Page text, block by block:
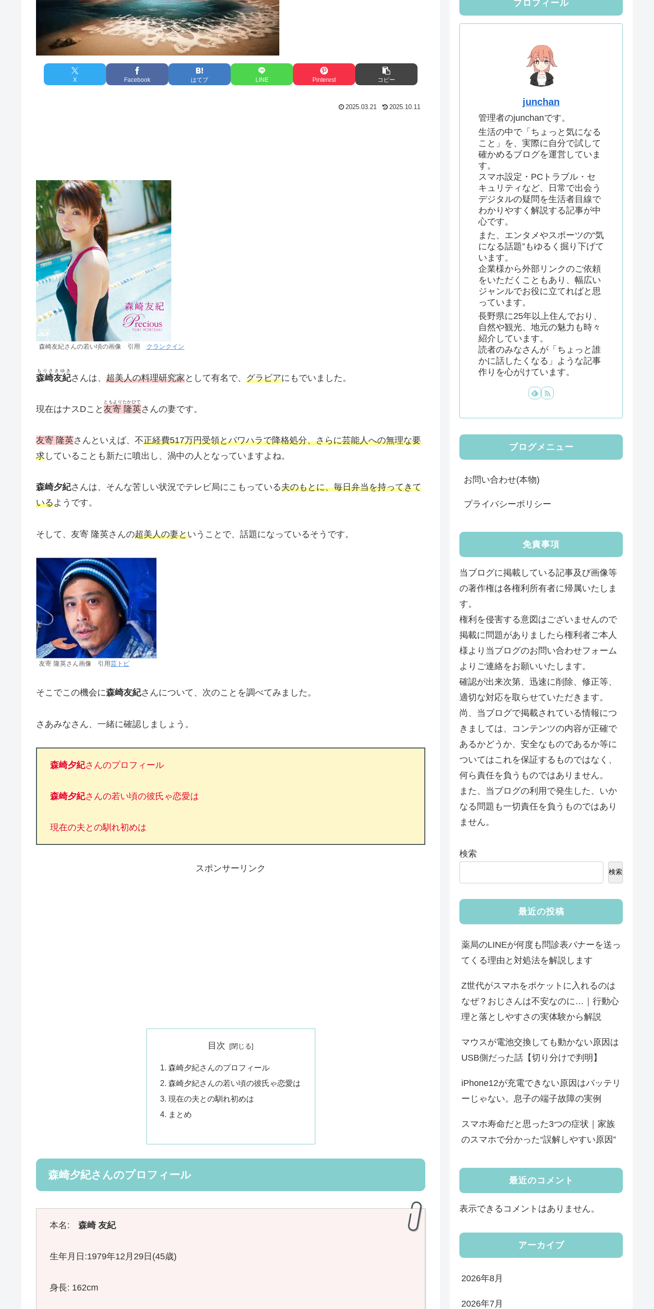
X Facebook はてブ LINE Pinterest コピー
2025.03.21 2025.10.11
森崎友紀さんの若い頃の画像 引用 クランクイン
森崎友紀
もりさきゆき
さんは、 超美人の料理研究家として有名で、 グラビアにもでいました。
現在はナスDこと 友寄 隆英
ともよりたかひで
さんの妻です。
友寄 隆英さんといえば、不正経費517万円受領とパワハラで降格処分、さらに芸能人への無理な要
求 していることも新たに噴出し、渦中の人となっていますよね。
森崎夕紀さんは、そんな苦しい状況でテレビ局にこもっている夫のもとに、毎日弁当を持ってきて
いるようです。
そして、友寄 隆英さんの超美人の妻ということで、話題になっているそうです。
友寄 隆英さん画像 引用芸トピ
そこでこの機会に森崎友紀さんについて、次のことを調べてみました。
さあみなさん、一緒に確認しましょう。
森崎夕紀さんのプロフィール
森崎夕紀さんの若い頃の彼氏ゃ恋愛は
現在の夫との馴れ初めは
スポンサーリンク
目次
森崎夕紀さんのプロフィール
森崎夕紀さんの若い頃の彼氏ゃ恋愛は
現在の夫との馴れ初めは
まとめ
森崎夕紀さんのプロフィール
本名: 森崎 友紀
生年月日:1979年12月29日(45歳)
身長: 162cm
プロフィール
junchan
管理者のjunchanです。
生活の中で「ちょっと気になる
こと」を、実際に自分で試して
確かめるブログを運営していま
す。
スマホ設定・PCトラブル・セ
キュリティなど、日常で出会う
デジタルの疑問を生活者目線で
わかりやすく解説する記事が中
心です。
また、エンタメやスポーツの“気
になる話題”もゆるく掘り下げて
います。
企業様から外部リンクのご依頼
をいただくこともあり、幅広い
ジャンルでお役に立てればと思
っています。
長野県に25年以上住んでおり、
自然や観光、地元の魅力も時々
紹介しています。
読者のみなさんが「ちょっと誰
かに話したくなる」ような記事
作りを心がけています。
ブログメニュー
お問い合わせ(本物)
プライバシーポリシー
免責事項
当ブログに掲載している記事及び画像等
の著作権は各権利所有者に帰属いたしま
す。
権利を侵害する意図はございませんので
掲載に問題がありましたら権利者ご本人
様より当ブログのお問い合わせフォーム
よりご連絡をお願いいたします。
確認が出来次第、迅速に削除、修正等、
適切な対応を取らせていただきます。
尚、当ブログで掲載されている情報につ
きましては、コンテンツの内容が正確で
あるかどうか、安全なものであるか等に
ついてはこれを保証するものではなく、
何ら責任を負うものではありません。
また、当ブログの利用で発生した、いか
なる問題も一切責任を負うものではあり
ません。
検索
検索
最近の投稿
薬局のLINEが何度も問診表バナーを送っ
てくる理由と対処法を解説します
Z世代がスマホをポケットに入れるのは
なぜ？おじさんは不安なのに…｜行動心
理と落としやすさの実体験から解説
マウスが電池交換しても動かない原因は
USB側だった話【切り分けで判明】
iPhone12が充電できない原因はバッテリ
ーじゃない。息子の端子故障の実例
スマホ寿命だと思った3つの症状｜家族
のスマホで分かった“誤解しやすい原因”
最近のコメント
表示できるコメントはありません。
アーカイブ
2026年8月
2026年7月